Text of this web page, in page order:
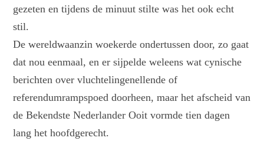
gezeten en tijdens de minuut stilte was het ook echt
stil.
De wereldwaanzin woekerde ondertussen door, zo gaat
dat nou eenmaal, en er sijpelde weleens wat cynische
berichten over vluchtelingenellende of
referendumrampspoed doorheen, maar het afscheid van
de Bekendste Nederlander Ooit vormde tien dagen
lang het hoofdgerecht.